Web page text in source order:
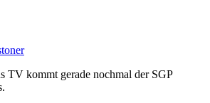
TV kommt gerade nochmal der SGP